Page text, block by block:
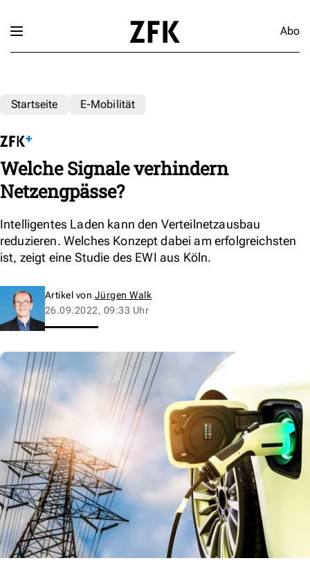
Abo
Startseite E-Mobilität
Welche Signale verhindern
Netzengpässe?
Intelligentes Laden kann den Verteilnetzausbau
reduzieren. Welches Konzept dabei am erfolgreichsten
ist, zeigt eine Studie des EWI aus Köln.
Artikel von Jürgen Walk
26.09.2022, 09:33 Uhr